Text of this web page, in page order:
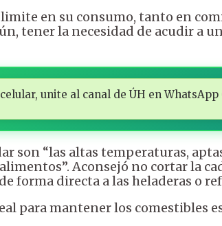
en su consumo, tanto en
tener la necesidad de acudir a
unite al canal de ÚH en WhatsApp
son “las altas temperaturas,
Aconsejó no cortar la
forma directa a las heladeras o
para mantener los comestibles es